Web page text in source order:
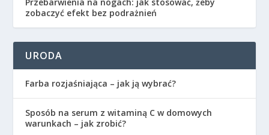
zobaczyć efekt bez podrażnień
URODA
Farba rozjaśniająca – jak ją wybrać?
Sposób na serum z witaminą C w domowych
warunkach – jak zrobić?